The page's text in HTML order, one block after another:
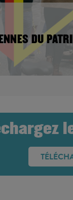
DU